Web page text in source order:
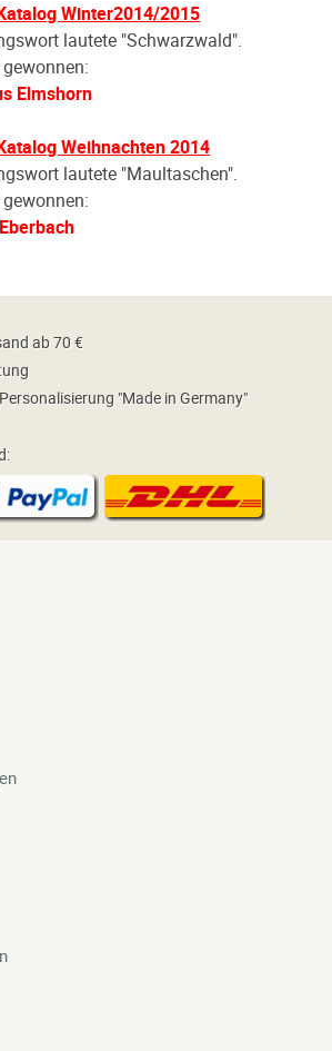
Winter2014/2015
lautete "Schwarzwald".
Elmshorn
Weihnachten 2014
lautete "Maultaschen".
ab 70 €
"Made in Germany"